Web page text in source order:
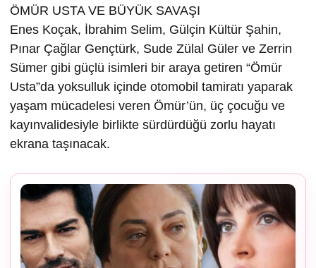
ÖMÜR USTA VE BÜYÜK SAVAŞI
Enes Koçak, İbrahim Selim, Gülçin Kültür Şahin,
Pınar Çağlar Gençtürk, Sude Zülal Güler ve Zerrin
Sümer gibi güçlü isimleri bir araya getiren “Ömür
Usta”da yoksulluk içinde otomobil tamiratı yaparak
yaşam mücadelesi veren Ömür’ün, üç çocuğu ve
kayınvalidesiyle birlikte sürdürdüğü zorlu hayatı
ekrana taşınacak.